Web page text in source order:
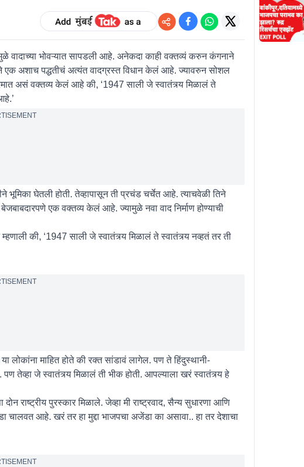
वादाच्या भोवऱ्यात सापडली आहे. अनेकदा काही वक्तव्यं करुन कंगनाने
अशाच पद्धतीचं अत्यंत वादग्रस्त विधान केलं आहे. ज्यावरुन सोशल
असं वक्तव्य केलं आहे की, ‘1947 साली जे स्वातंत्र्य मिळालं ते
भूमिका घेतली होती. तेव्हापासून ती प्रचंड चर्चेत आहे. त्याचवेळी तिने
एक वक्तव्य केलं आहे. ज्यामुळे नवा वाद निर्माण होण्याची
म्हणाली की, ‘1947 साली जे स्वातंत्र्य मिळालं ते स्वातंत्र्य नव्हतं तर ती
लोकांना माहित होते की रक्त सांडावं लागेल. पण ते हिंदुस्थानी-
तेव्हा जे स्वातंत्र्य मिळालं ती भीक होती. आपल्याला खरं स्वातंत्र्य हे
राष्ट्रीय पुरस्कार मिळाले. जेव्हा मी राष्ट्रवाद, सैन्य सुधारणा आणि
चालवत आहे. खरं तर हा मुद्दा भाजपचा अजेंडा का असावा.. हा तर देशाचा